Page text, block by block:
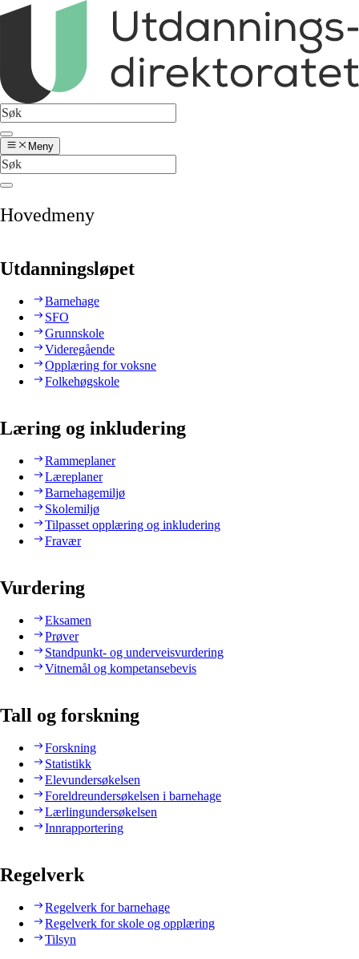
Meny
Hovedmeny
Utdanningsløpet
Barnehage
SFO
Grunnskole
Videregående
Opplæring for voksne
Folkehøgskole
Læring og inkludering
Rammeplaner
Læreplaner
Barnehagemiljø
Skolemiljø
Tilpasset opplæring og inkludering
Fravær
Vurdering
Eksamen
Prøver
Standpunkt- og underveisvurdering
Vitnemål og kompetansebevis
Tall og forskning
Forskning
Statistikk
Elevundersøkelsen
Foreldreundersøkelsen i barnehage
Lærlingundersøkelsen
Innrapportering
Regelverk
Regelverk for barnehage
Regelverk for skole og opplæring
Tilsyn